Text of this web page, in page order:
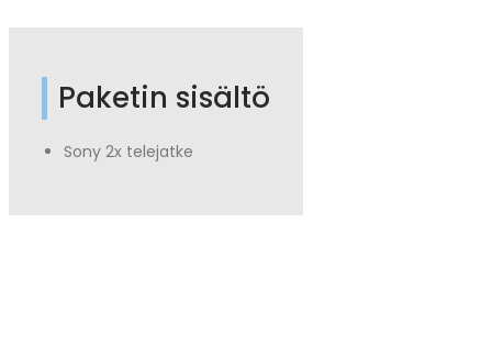
Paketin sisältö
Sony 2x telejatke